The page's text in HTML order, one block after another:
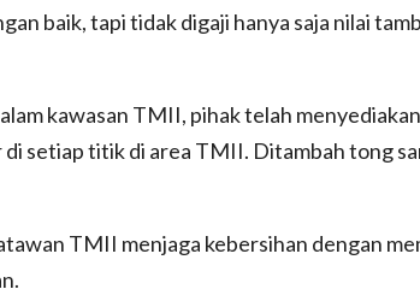
baik, tapi tidak digaji hanya saja nilai
kawasan TMII, pihak telah
setiap titik di area TMII. Ditambah tong
TMII menjaga kebersihan dengan